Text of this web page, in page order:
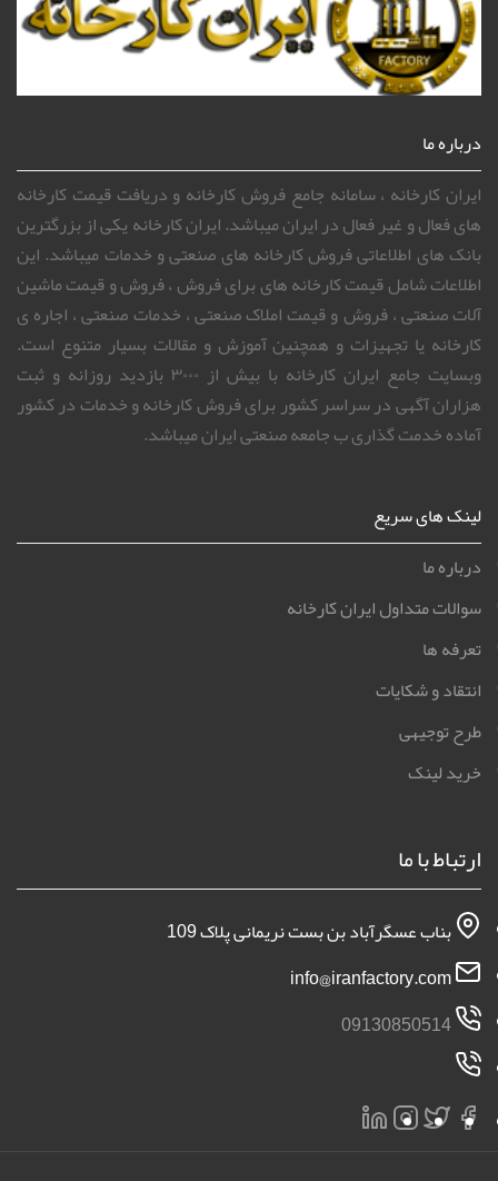
درباره ما
ایران کارخانه ، سامانه جامع فروش کارخانه و دریافت قیمت کارخانه
های فعال و غیر فعال در ایران میباشد. ایران کارخانه یکی از بزرگترین
بانک های اطلاعاتی فروش کارخانه های صنعتی و خدمات میباشد. این
اطلاعات شامل قیمت کارخانه های برای فروش ، فروش و قیمت ماشین
آلات صنعتی ، فروش و قیمت املاک صنعتی ، خدمات صنعتی ، اجاره ی
کارخانه یا تجهیزات و همچنین آموزش و مقالات بسیار متنوع است.
وبسایت جامع ایران کارخانه با بیش از ۳۰۰۰ بازدید روزانه و ثبت
هزاران آگهی در سراسر کشور برای فروش کارخانه و خدمات در کشور
آماده خدمت گذاری ب جامعه صنعتی ایران میباشد.
لینک های سریع
درباره ما
سوالات متداول ایران کارخانه
تعرفه ها
انتقاد و شکایات
طرح توجیهی
خرید لینک
ارتباط با ما
بناب عسگرآباد بن بست نریمانی پلاک 109
09130850514